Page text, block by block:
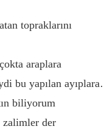
topraklarını
araplara
bu yapılan
biliyorum
zalimler der